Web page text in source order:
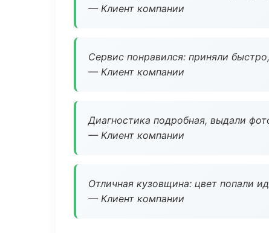
— Клиент компании
Сервис понравился: приняли
— Клиент компании
Диагностика подробная, выдали
— Клиент компании
Отличная кузовщина: цвет попали
— Клиент компании